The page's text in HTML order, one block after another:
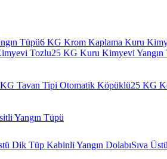
Tüpü6 KG Krom Kaplama Kuru
Tozlu25 KG Kuru Kimyevi Yangın
Tavan Tipi Otomatik Köpüklü25 KG
Yangın Tüpü
Dik Tüp Kabinli Yangın DolabıSıva